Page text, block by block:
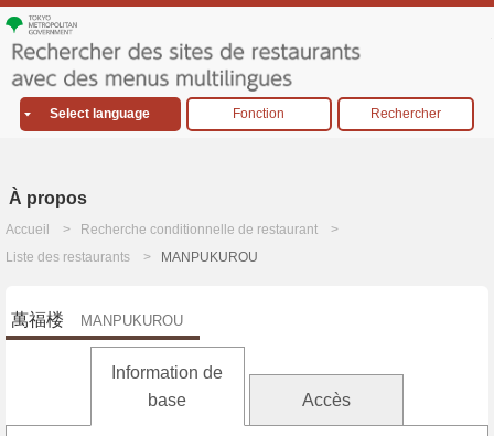
Select language Fonction Rechercher
À propos
Accueil
Recherche conditionnelle de restaurant
Liste des restaurants
MANPUKUROU
萬福楼 MANPUKUROU
Information de
base
Accès